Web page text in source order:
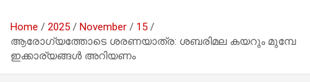
Home 2025 November
15
ആരോഗ്യത്തോടെ ശരണയാത്ര: ശബരിമല കയറും മുമ്പേ
ഇക്കാര്യങ്ങള്‍ അറിയണം